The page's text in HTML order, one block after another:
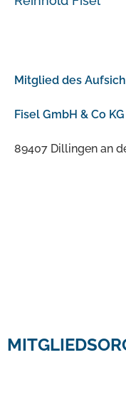
Mitglied des
Fisel GmbH & Co KG
89407 Dillingen an